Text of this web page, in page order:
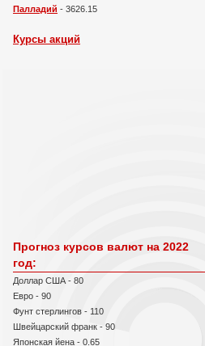
Палладий - 3626.15
Курсы акций
Прогноз курсов валют на 2022
год:
Доллар США - 80
Евро - 90
Фунт стерлингов - 110
Швейцарский франк - 90
Японская йена - 0.65